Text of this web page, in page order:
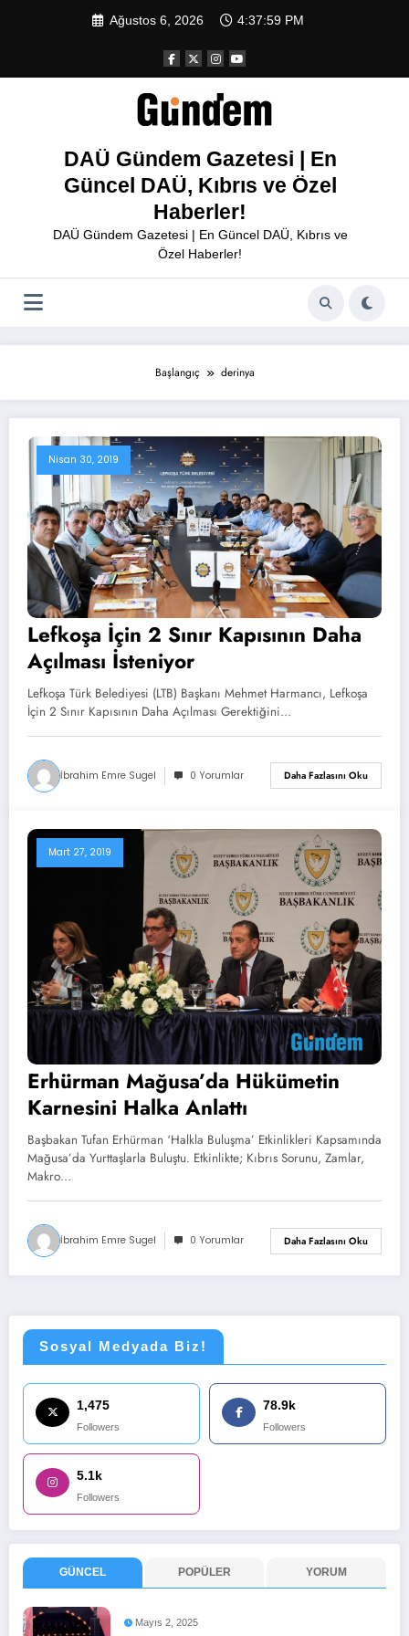
Ağustos 6, 2026 4:37:59 PM
DAÜ Gündem Gazetesi | En
Güncel DAÜ, Kıbrıs ve Özel
Haberler!
DAÜ Gündem Gazetesi | En Güncel DAÜ, Kıbrıs ve
Özel Haberler!
Başlangıç derinya
Nisan 30, 2019
Lefkoşa İçin 2 Sınır Kapısının Daha
Açılması İsteniyor
Lefkoşa Türk Belediyesi (LTB) Başkanı Mehmet Harmancı, Lefkoşa
İçin 2 Sınır Kapısının Daha Açılması Gerektiğini…
İbrahim Emre Sugel 0 Yorumlar Daha Fazlasını Oku
Mart 27, 2019
Erhürman Mağusa’da Hükümetin
Karnesini Halka Anlattı
Başbakan Tufan Erhürman ‘Halkla Buluşma’ Etkinlikleri Kapsamında
Mağusa’da Yurttaşlarla Buluştu. Etkinlikte; Kıbrıs Sorunu, Zamlar,
Makro…
İbrahim Emre Sugel 0 Yorumlar Daha Fazlasını Oku
Sosyal Medyada Biz!
1,475
Followers
78.9k
Followers
5.1k
Followers
GÜNCEL POPÜLER YORUM
Mayıs 2, 2025